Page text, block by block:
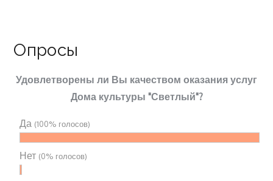
Опросы
Удовлетворены ли Вы качеством оказания услуг
Дома культуры "Светлый"?
Да (100% голосов)
Нет (0% голосов)